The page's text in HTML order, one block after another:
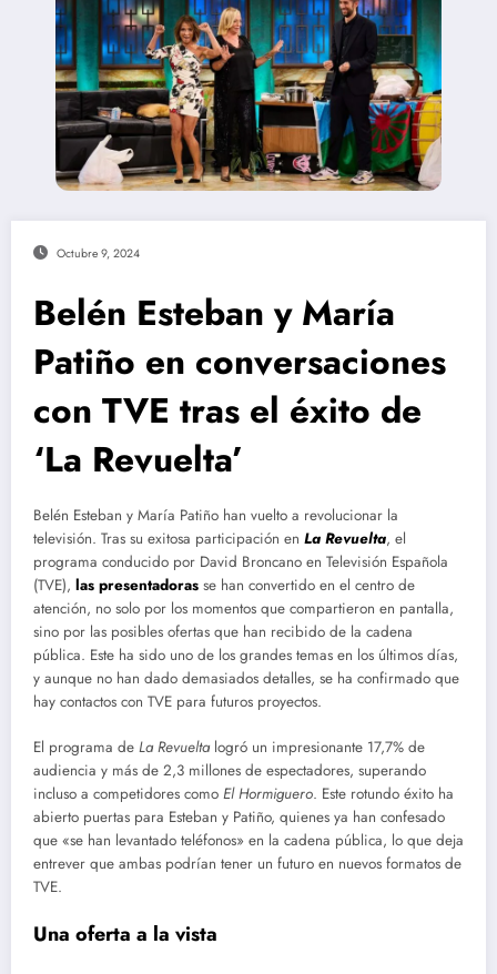
Octubre 9, 2024
Belén Esteban y María
Patiño en conversaciones
con TVE tras el éxito de
‘La Revuelta’
Belén Esteban y María Patiño han vuelto a revolucionar la
televisión. Tras su exitosa participación en La Revuelta, el
programa conducido por David Broncano en Televisión Española
(TVE), las presentadoras se han convertido en el centro de
atención, no solo por los momentos que compartieron en pantalla,
sino por las posibles ofertas que han recibido de la cadena
pública. Este ha sido uno de los grandes temas en los últimos días,
y aunque no han dado demasiados detalles, se ha confirmado que
hay contactos con TVE para futuros proyectos.
El programa de La Revueltalogró un impresionante 17,7% de
audiencia y más de 2,3 millones de espectadores, superando
incluso a competidores como El Hormiguero. Este rotundo éxito ha
abierto puertas para Esteban y Patiño, quienes ya han confesado
que «se han levantado teléfonos» en la cadena pública, lo que deja
entrever que ambas podrían tener un futuro en nuevos formatos de
TVE​.
Una oferta a la vista